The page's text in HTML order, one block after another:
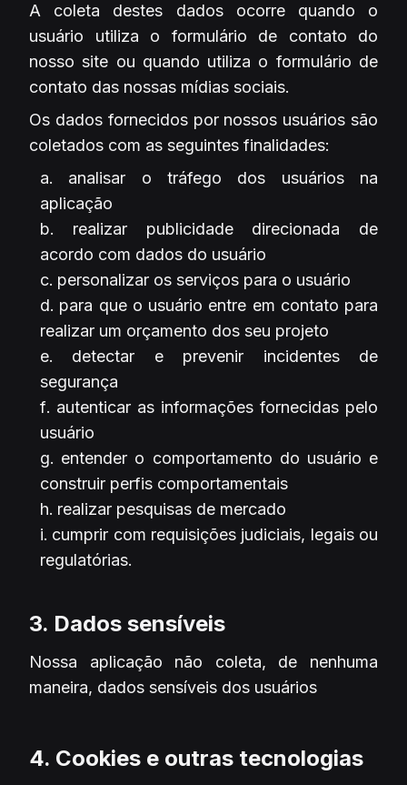
A coleta destes dados ocorre quando o
usuário utiliza o formulário de contato do
nosso site ou quando utiliza o formulário de
contato das nossas mídias sociais.
Os dados fornecidos por nossos usuários são
coletados com as seguintes finalidades:
analisar o tráfego dos usuários na
aplicação
realizar publicidade direcionada de
acordo com dados do usuário
personalizar os serviços para o usuário
para que o usuário entre em contato para
realizar um orçamento dos seu projeto
detectar e prevenir incidentes de
segurança
autenticar as informações fornecidas pelo
usuário
entender o comportamento do usuário e
construir perfis comportamentais
realizar pesquisas de mercado
cumprir com requisições judiciais, legais ou
regulatórias.
3. Dados sensíveis
Nossa aplicação não coleta, de nenhuma
maneira, dados sensíveis dos usuários
4. Cookies e outras tecnologias